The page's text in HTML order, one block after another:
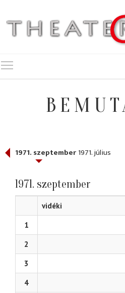
1971. szeptember1971. július
1971. szeptember
vidéki
1
2
3
4